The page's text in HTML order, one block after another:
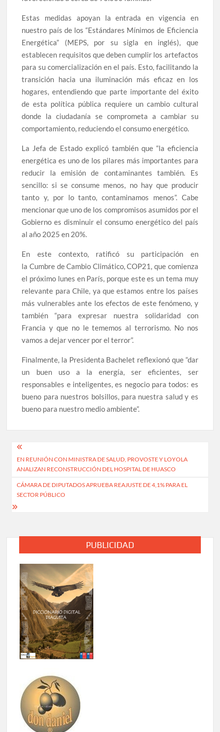
Estas medidas apoyan la entrada en vigencia en
nuestro país de los “Estándares Mínimos de Eficiencia
Energética” (MEPS, por su sigla en inglés), que
establecen requisitos que deben cumplir los artefactos
para su comercialización en el país. Esto, facilitando la
transición hacia una iluminación más eficaz en los
hogares, entendiendo que parte importante del éxito
de esta política pública requiere un cambio cultural
donde la ciudadanía se comprometa a cambiar su
comportamiento, reduciendo el consumo energético.
La Jefa de Estado explicó también que “la eficiencia
energética es uno de los pilares más importantes para
reducir la emisión de contaminantes también. Es
sencillo: si se consume menos, no hay que producir
tanto y, por lo tanto, contaminamos menos”. Cabe
mencionar que uno de los compromisos asumidos por el
Gobierno es disminuir el consumo energético del país
al año 2025 en 20%.
En este contexto, ratificó su participación en
la Cumbre de Cambio Climático, COP21, que comienza
el próximo lunes en París, porque este es un tema muy
relevante para Chile, ya que estamos entre los países
más vulnerables ante los efectos de este fenómeno, y
también “para expresar nuestra solidaridad con
Francia y que no le tememos al terrorismo. No nos
vamos a dejar vencer por el terror”.
Finalmente, la Presidenta Bachelet reflexionó que “dar
un buen uso a la energía, ser eficientes, ser
responsables e inteligentes, es negocio para todos: es
bueno para nuestros bolsillos, para nuestra salud y es
bueno para nuestro medio ambiente”.
Navegación
de
entradas
EN REUNIÓN CON MINISTRA DE SALUD, PROVOSTE Y LOYOLA
ANALIZAN RECONSTRUCCIÓN DEL HOSPITAL DE HUASCO
CÁMARA DE DIPUTADOS APRUEBA REAJUSTE DE 4,1% PARA EL
SECTOR PÚBLICO
PUBLICIDAD